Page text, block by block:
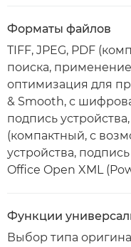
Форматы файлов
TIFF, JPEG, PDF
поиска,
оптимизация для
& Smooth, с
подпись
(компактный, с
устройства,
Office Open XML
Функции
Выбор типа